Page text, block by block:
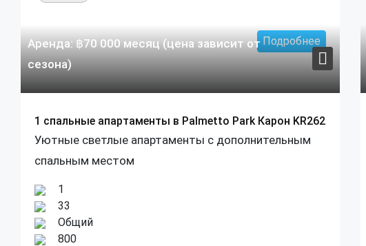
Подробнее
Аренда: ฿70 000 месяц (цена зависит от
сезона)
1 спальные апартаменты в Palmetto Park Карон KR262
Уютные светлые апартаменты с дополнительным
спальным местом
1
33
Общий
800